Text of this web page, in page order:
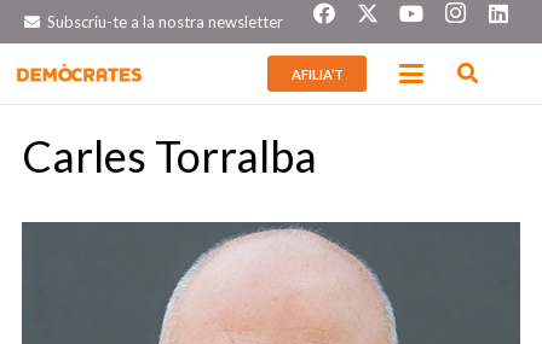
Subscriu-te a la nostra newsletter
AFILIA’T
Carles Torralba